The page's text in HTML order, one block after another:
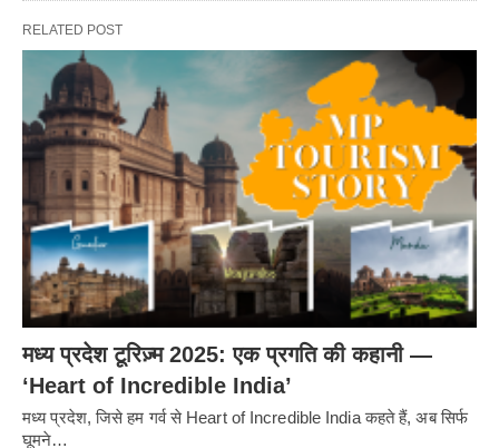
RELATED POST
मध्य प्रदेश टूरिज़्म 2025: एक प्रगति की कहानी —
‘Heart of Incredible India’
मध्य प्रदेश, जिसे हम गर्व से Heart of Incredible India कहते हैं, अब सिर्फ
घूमने…